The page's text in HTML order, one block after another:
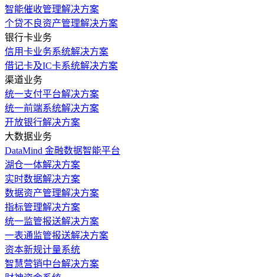
智能催收管理解决方案
个贷不良资产管理解决方案
银行卡业务
信用卡业务系统解决方案
借记卡及IC卡系统解决方案
渠道业务
统一支付平台解决方案
统一前端系统解决方案
开放银行解决方案
大数据业务
DataMind 金融数据智能平台
湖仓一体解决方案
实时数据解决方案
数据资产管理解决方案
指标管理解决方案
统一监管报送解决方案
一表通监管报送解决方案
资本新规计量系统
智慧营销中台解决方案